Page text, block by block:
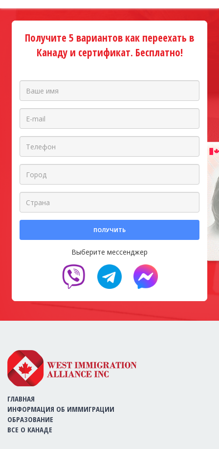
Получите 5 вариантов как переехать в
Канаду и сертификат. Бесплатно!
ПОЛУЧИТЬ
Выберите мессенджер
ГЛАВНАЯ
ИНФОРМАЦИЯ ОБ ИММИГРАЦИИ
ОБРАЗОВАНИЕ
ВСЕ О КАНАДЕ